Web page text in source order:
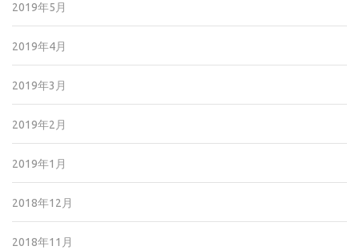
2019年5月
2019年4月
2019年3月
2019年2月
2019年1月
2018年12月
2018年11月